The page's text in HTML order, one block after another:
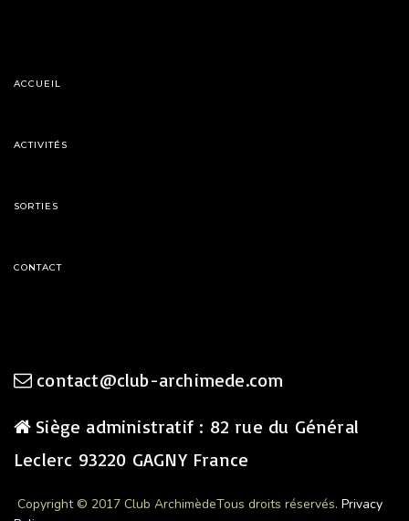
ACCUEIL
ACTIVITÉS
SORTIES
CONTACT
contact@club-archimede.com
Siège administratif : 82 rue du Général
Leclerc 93220 GAGNY France
Copyright © 2017 Club ArchimèdeTous droits réservés. Privacy